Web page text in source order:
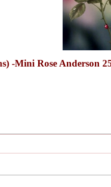
-Mini Rose Anderson